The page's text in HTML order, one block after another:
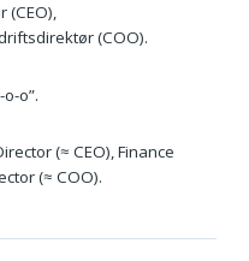
(COO).
o”.
(≈ CEO), Finance
(≈ COO).